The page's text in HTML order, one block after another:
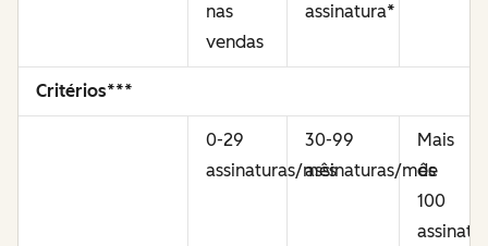
nas
vendas
assinatura*
Critérios***
0-29
assinaturas/mês
30-99
assinaturas/mês
Mais
de
100